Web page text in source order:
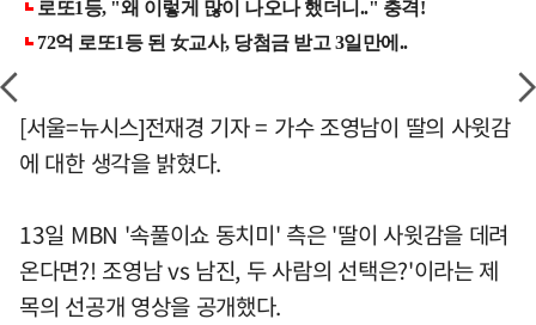
[서울=뉴시스]전재경 기자 = 가수 조영남이 딸의 사윗감
에 대한 생각을 밝혔다.
13일 MBN '속풀이쇼 동치미' 측은 '딸이 사윗감을 데려
온다면?! 조영남 vs 남진, 두 사람의 선택은?'이라는 제
목의 선공개 영상을 공개했다.